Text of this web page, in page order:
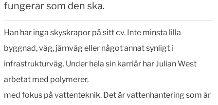
fungerar som den ska.
Han har inga skyskrapor på sitt cv. Inte minsta lilla
byggnad, väg, järnväg eller något annat synligt i
infrastrukturväg. Under hela sin karriär har Julian West
arbetat med polymerer,
med fokus på vattenteknik. Det är vattenhantering som är